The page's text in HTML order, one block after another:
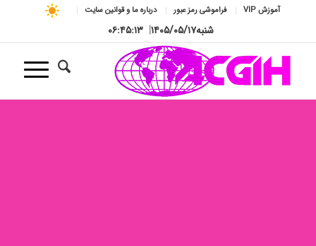
آموزش VIP فراموشی رمز عبور درباره ما و قوانین سایت
شنبه۱۴۰۵/۰۵/۱۷| ۰۶:۴۵:۱۳